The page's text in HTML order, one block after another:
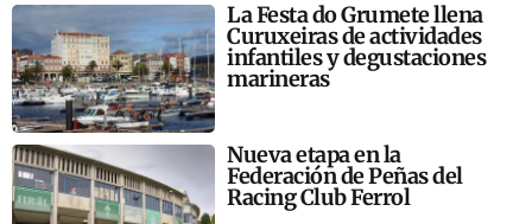
La Festa do Grumete llena
Curuxeiras de actividades
infantiles y degustaciones
marineras
Nueva etapa en la
Federación de Peñas del
Racing Club Ferrol